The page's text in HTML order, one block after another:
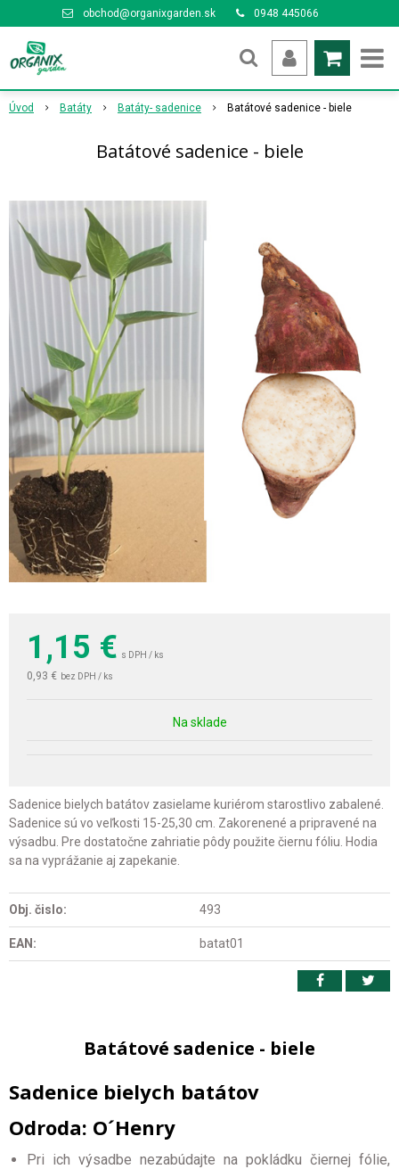
obchod@organixgarden.sk 0948 445066
Úvod Batáty Batáty- sadenice Batátové sadenice - biele
Batátové sadenice - biele
1,15 € s DPH / ks
0,93 € bez DPH / ks
Na sklade
Sadenice bielych batátov zasielame kuriérom starostlivo zabalené.
Sadenice sú vo veľkosti 15-25,30 cm. Zakorenené a pripravené na
výsadbu. Pre dostatočne zahriatie pôdy použite čiernu fóliu. Hodia
sa na vyprážanie aj zapekanie.
Obj. čislo: 493
EAN: batat01
Batátové sadenice - biele
Sadenice bielych batátov
Odroda: O´Henry
Pri ich výsadbe nezabúdajte na pokládku čiernej fólie,